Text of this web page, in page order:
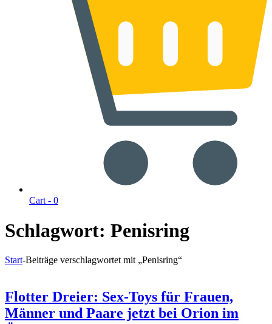
Cart - 0
Schlagwort: Penisring
Start-Beiträge verschlagwortet mit „Penisring“
Flotter Dreier: Sex-Toys für Frauen,
Männer und Paare jetzt bei Orion im